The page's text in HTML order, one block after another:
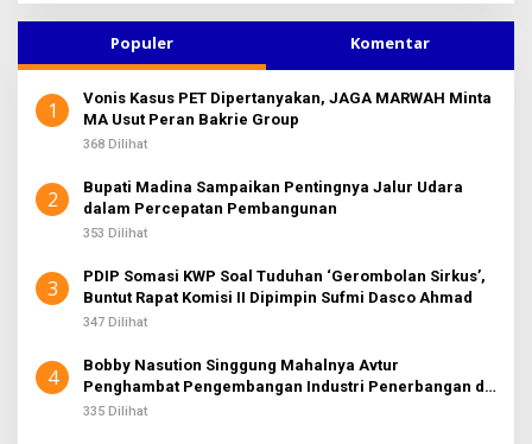
i
n
u
k
Populer Komentar
1
Vonis Kasus PET Dipertanyakan, JAGA MARWAH Minta
MA Usut Peran Bakrie Group
368 Dilihat
2
Bupati Madina Sampaikan Pentingnya Jalur Udara
dalam Percepatan Pembangunan
353 Dilihat
3
PDIP Somasi KWP Soal Tuduhan ‘Gerombolan Sirkus’,
Buntut Rapat Komisi II Dipimpin Sufmi Dasco Ahmad
347 Dilihat
4
Bobby Nasution Singgung Mahalnya Avtur
Penghambat Pengembangan Industri Penerbangan di
Sumut
335 Dilihat